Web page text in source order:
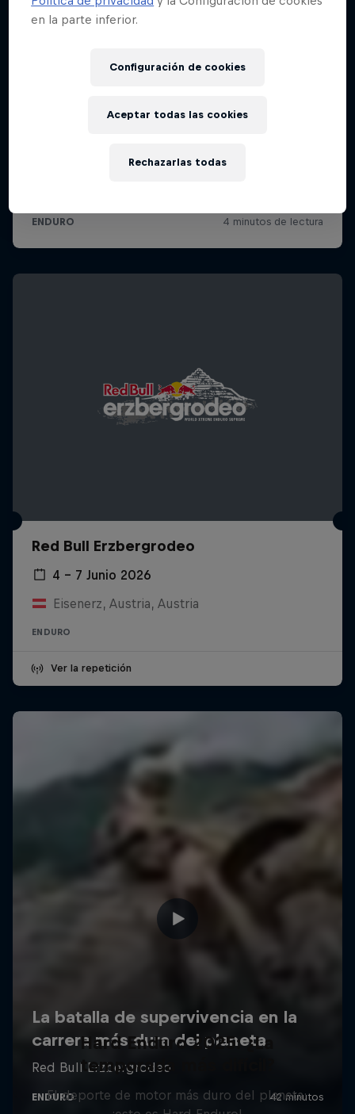
Red Bull Erzbergrodeo
4 – 7 Junio 2026
Eisenerz, Austria, Austria
ENDURO
Ver la repetición
Hard Enduro 2025: ¿La
temporada más difícil?
El deporte de motor más duro del planeta:
en la parte inferior.
Configuración de cookies
Rechazarlas todas
Aceptar todas las cookies